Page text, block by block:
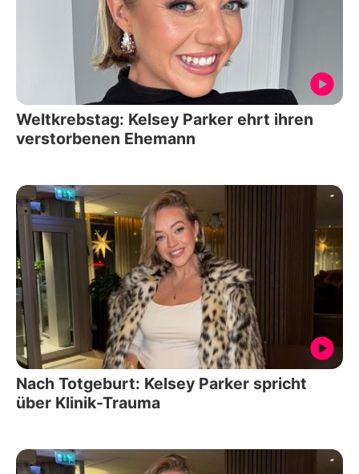
Weltkrebstag: Kelsey Parker ehrt ihren
verstorbenen Ehemann
Nach Totgeburt: Kelsey Parker spricht
über Klinik-Trauma